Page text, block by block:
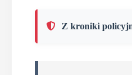
Z kroniki